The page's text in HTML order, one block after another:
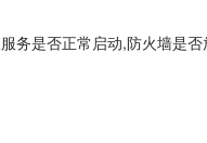
务是否正常启动,防火墙是